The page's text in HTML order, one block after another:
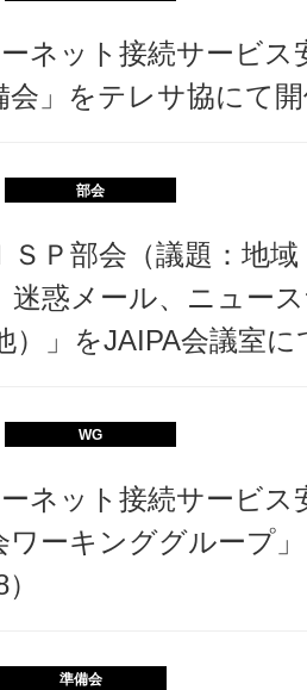
ーネット接続サービ
会」をテレサ協にて
部会
ＳＰ部会（議題：地
迷惑メール、ニュー
」をJAIPA会議室に
WG
ーネット接続サービ
ワーキンググループ
準備会